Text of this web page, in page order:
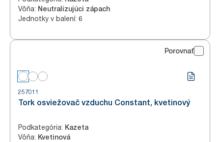
Vôňa: Neutralizujúci zápach
Jednotky v balení: 6
Porovnať
257011
Tork osviežovač vzduchu Constant, kvetinový
Podkategória: Kazeta
Vôňa: Kvetinová